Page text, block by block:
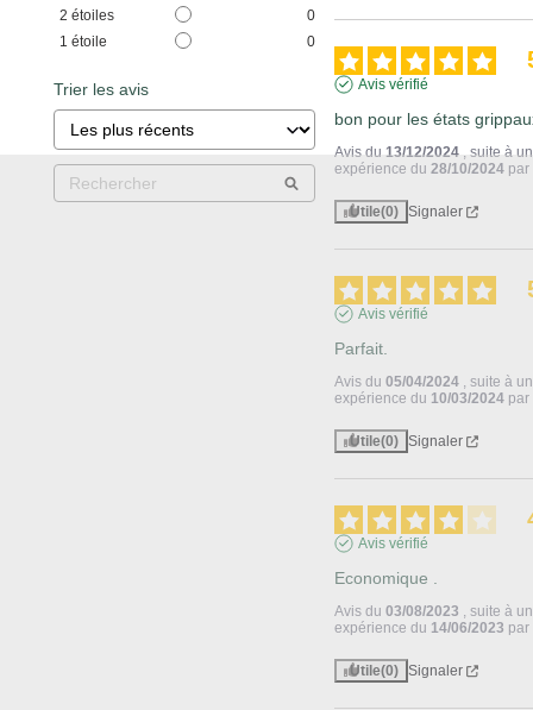
2 étoiles
0
1 étoile 0
Trier les avis Avis vérifié
bon pour les états
Avis du13/12/2024 , suite à
expérience du28/10/2024 par
Utile(0) Signaler
Avis vérifié
Parfait.
Avis du05/04/2024 , suite à
expérience du 10/03/2024 par
Utile(0) Signaler
Avis vérifié
Economique .
Avis du03/08/2023 , suite à
expérience du 14/06/2023 par
Utile(0) Signaler